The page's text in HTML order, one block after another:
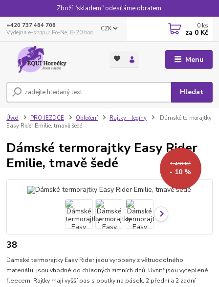
Zboží "skladem" odesíláme obratem.
Menu
CZK
Hledat
+420 737 484 708
Výdejna e-shopu: Po-Ne, 8-20 hod.
0 ks
za 0 Kč
Úvod PRO JEZDCE Oblečení Rajtky - legíny
Dámské termorajtky
Easy Rider Emilie, tmavě šedé
Dámské termorajtky Easy Rider
Emilie, tmavě šedé
1 450 Kč
- 10 %
38
Dámské termorajtky Easy Rider jsou vyrobeny z větruodolného
materiálu, jsou vhodné do chladných zimních dnů. Uvnitř jsou vyteplené
fleecem. Rajtky mají vyšší pas s poutky na pásek, 2 přední a 2 zadní